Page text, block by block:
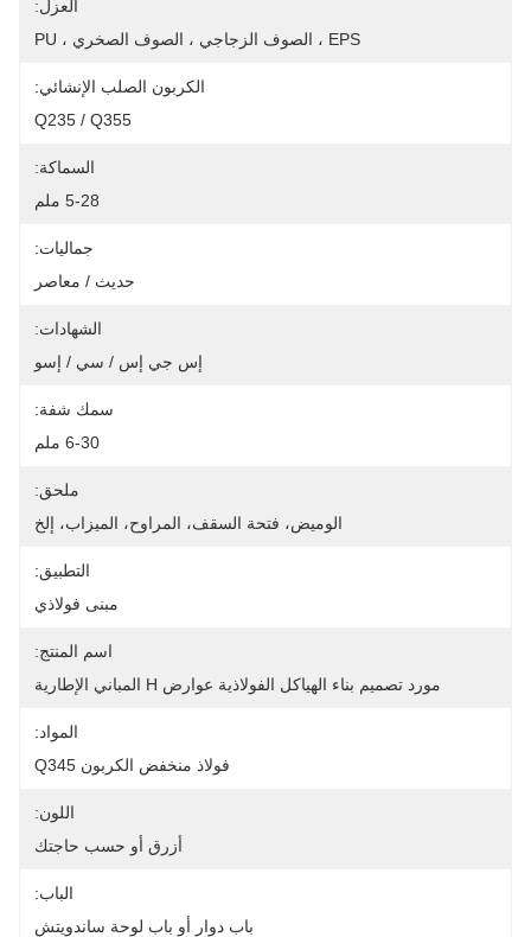
العزل:
EPS ، الصوف الزجاجي ، الصوف الصخري ، PU
الكربون الصلب الإنشائي:
Q235 / Q355
السماكة:
5-28 ملم
جماليات:
حديث / معاصر
الشهادات:
إس جي إس / سي / إسو
سمك شفة:
6-30 ملم
ملحق:
الوميض، فتحة السقف، المراوح، الميزاب، إلخ
التطبيق:
مبنى فولاذي
اسم المنتج:
مورد تصميم بناء الهياكل الفولاذية عوارض H المباني الإطارية
المواد:
فولاذ منخفض الكربون Q345
اللون:
أزرق أو حسب حاجتك
الباب:
باب دوار أو باب لوحة ساندويتش